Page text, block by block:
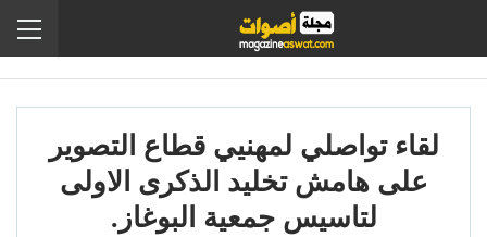
لقاء تواصلي لمهنيي قطاع التصوير
على هامش تخليد الذكرى الاولى
لتاسيس جمعية البوغاز.